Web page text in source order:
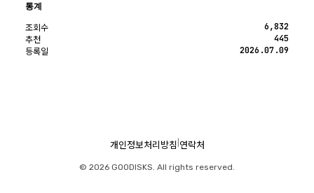
통계
조회수 6,832
추천 445
등록일 2026.07.09
개인정보처리방침 연락처
© 2026 GOODISKS. All rights reserved.